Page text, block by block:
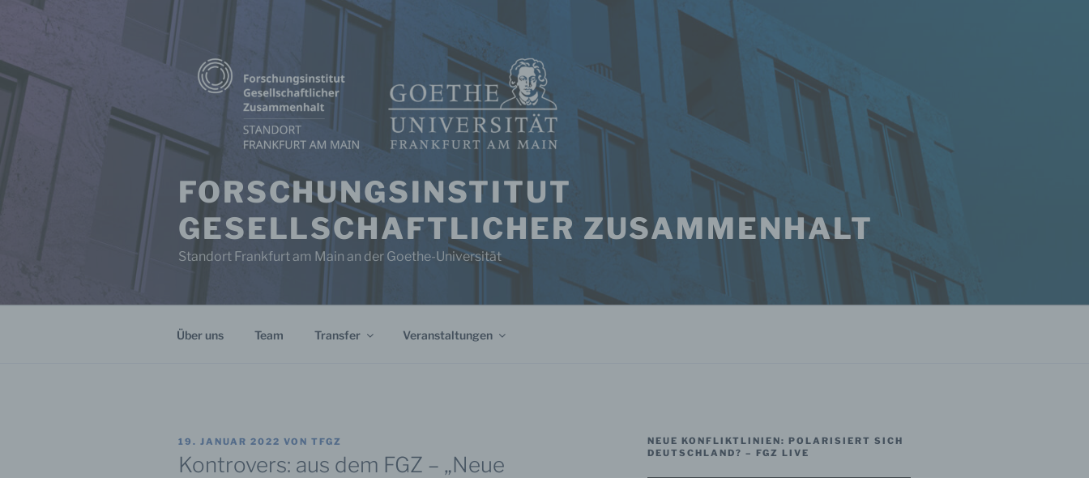
FORSCHUNGSINSTITUT
GESELLSCHAFTLICHER ZUSAMMENHALT
Standort Frankfurt am Main an der Goethe-Universität
Über uns Team Transfer Veranstaltungen
VERÖFFENTLICHT
AM
19. JANUAR 2022 VON TFGZ
Kontrovers: aus dem FGZ – „Neue
NEUE KONFLIKTLINIEN: POLARISIERT SICH
DEUTSCHLAND? – FGZ LIVE